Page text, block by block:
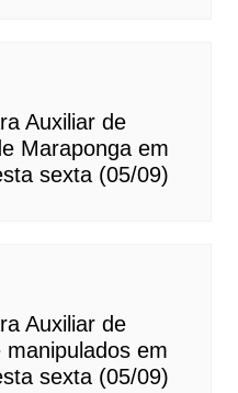
Auxiliar de
Maraponga em
sexta (05/09)
Auxiliar de
em
sexta (05/09)